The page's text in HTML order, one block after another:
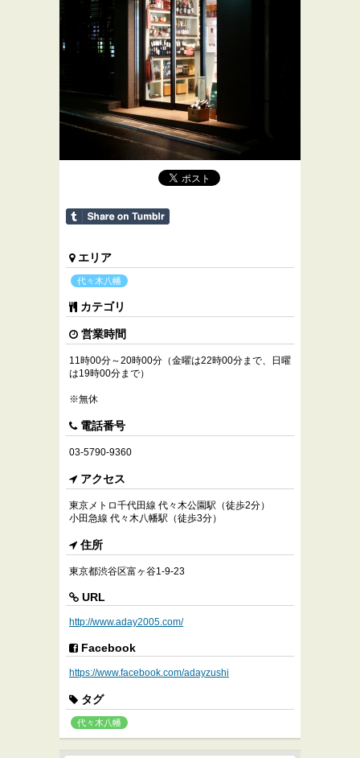
エリア
代々木八幡
カテゴリ
営業時間
11時00分～20時00分（金曜は22時00分まで、日曜
は19時00分まで）
※無休
電話番号
03-5790-9360
アクセス
東京メトロ千代田線 代々木公園駅（徒歩2分）
小田急線 代々木八幡駅（徒歩3分）
住所
東京都渋谷区富ヶ谷1-9-23
URL
http://www.aday2005.com/
Facebook
https://www.facebook.com/adayzushi
タグ
代々木八幡